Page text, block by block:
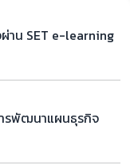
าน SET e-learning
รพัฒนาแผนธุรกิจ